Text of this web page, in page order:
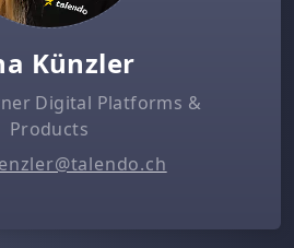
Künzler
Digital Platforms &
Products